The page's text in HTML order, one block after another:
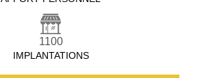
1100
IMPLANTATIONS